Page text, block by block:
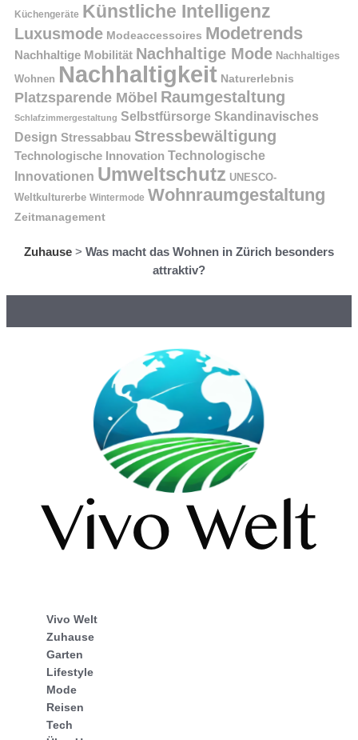
Küchengeräte Künstliche Intelligenz
Luxusmode Modeaccessoires Modetrends
Nachhaltige Mobilität Nachhaltige Mode Nachhaltiges
Wohnen Nachhaltigkeit Naturerlebnis
Platzsparende Möbel Raumgestaltung
Schlafzimmergestaltung Selbstfürsorge Skandinavisches
Design Stressabbau Stressbewältigung
Technologische Innovation Technologische
Innovationen Umweltschutz UNESCO-
Weltkulturerbe Wintermode Wohnraumgestaltung
Zeitmanagement
Zuhause > Was macht das Wohnen in Zürich besonders
attraktiv?
Vivo Welt
Zuhause
Garten
Lifestyle
Mode
Reisen
Tech